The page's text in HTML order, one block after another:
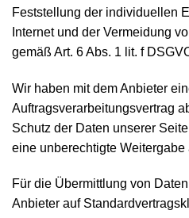
Feststellung der individuellen
Internet und der Vermeidung
gemäß Art. 6 Abs. 1 lit. f
Wir haben mit dem Anbieter
Auftragsverarbeitungsvertrag
Schutz der Daten unserer
eine unberechtigte Weitergabe
Für die Übermittlung von
Anbieter auf